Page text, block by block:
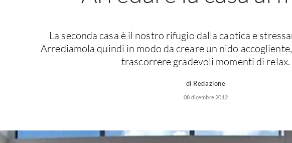
La seconda casa è il nostro rifugio dalla caotica e
Arrediamola quindi in modo da creare un nido
trascorrere gradevoli momenti di relax.
di Redazione
08 dicembre 2012